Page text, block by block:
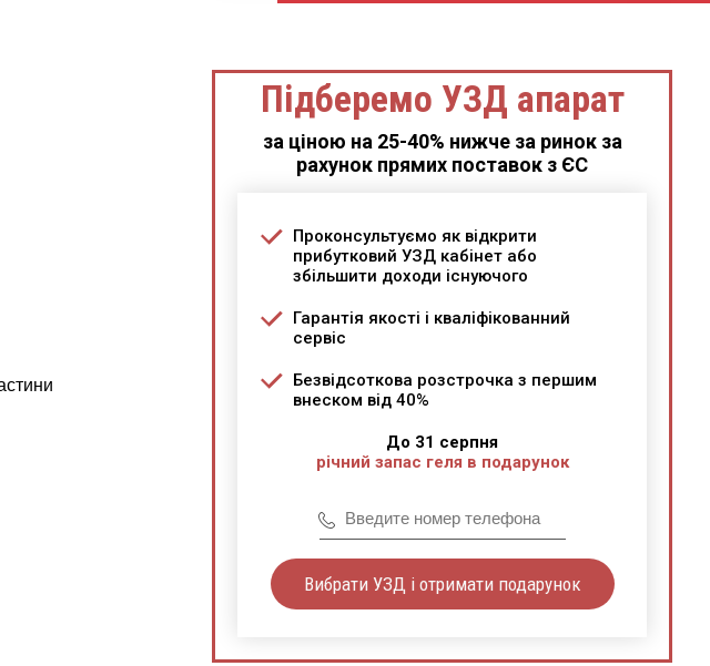
Підберемо УЗД апарат
за ціною на 25-40% нижче за ринок за
рахунок прямих поставок з ЄС
Проконсультуємо як відкрити
прибутковий УЗД кабінет або
збільшити доходи існуючого
Гарантія якості і кваліфікованний
сервіс
Безвідсоткова розстрочка з першим
внеском від 40%
До 31 серпня
річний запас геля в подарунок
Вибрати УЗД і отримати подарунок